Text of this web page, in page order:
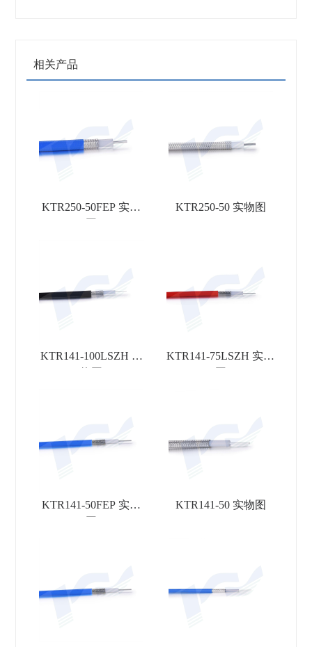
相关产品
KTR250-50FEP 实物
KTR250-50 实物图
KTR141-100LSZH 实
KTR141-75LSZH 实物
KTR141-50FEP 实物
KTR141-50 实物图